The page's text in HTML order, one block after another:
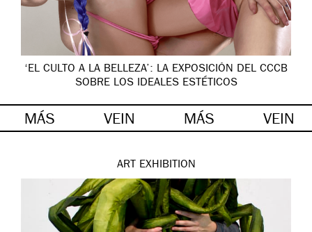
‘EL CULTO A LA BELLEZA’: LA EXPOSICIÓN DEL CCCB
SOBRE LOS IDEALES ESTÉTICOS
MÁS VEIN MÁS VEIN
ART EXHIBITION